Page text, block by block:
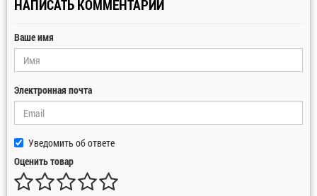
НАПИСАТЬ КОММЕНТАРИЙ
Ваше имя
Электронная почта
Уведомить об ответе
Оценить товар